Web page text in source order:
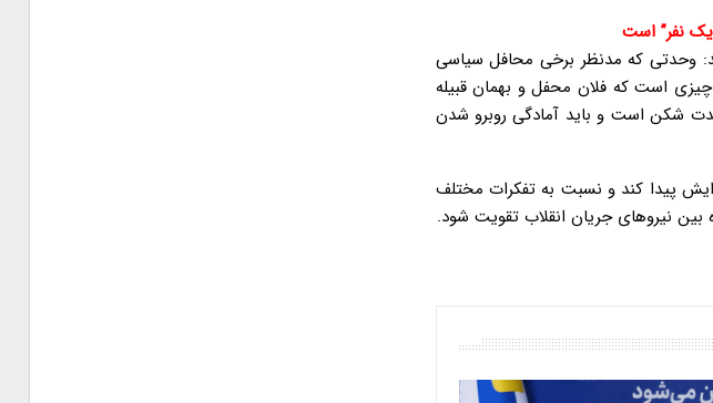
نفر” است
وحدتی که مدنظر برخی محافل سیاسی
است که فلان محفل و بهمان قبیله
شکن است و باید آمادگی روبرو شدن
پیدا کند و نسبت به تفکرات مختلف
نیروهای جریان انقلاب تقویت شود.